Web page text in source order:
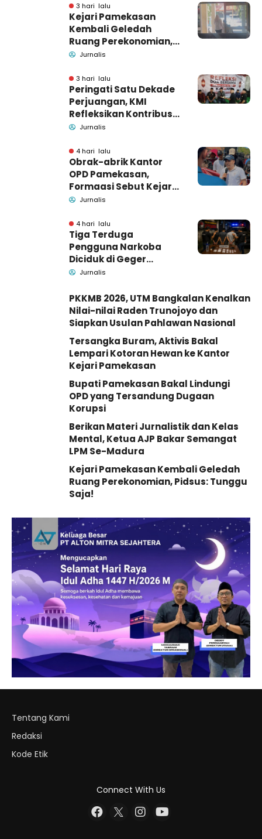
3 hari lalu
Kejari Pamekasan
Kembali Geledah
Ruang Perekonomian,
Pidsus: Tunggu Saja!
Jurnalis
3 hari lalu
Peringati Satu Dekade
Perjuangan, KMI
Refleksikan Kontribusi
untuk Masyarakat
Jurnalis
4 hari lalu
Obrak-abrik Kantor
OPD Pamekasan,
Formaasi Sebut Kejari
Pamekasan
Jurnalis
4 hari lalu
Tiga Terduga
Pengguna Narkoba
Diciduk di Geger
Bangkalan, Polisi Masih
Barang Bukti
Jurnalis
PKKMB 2026, UTM Bangkalan Kenalkan
Nilai-nilai Raden Trunojoyo dan
Siapkan Usulan Pahlawan Nasional
Tersangka Buram, Aktivis Bakal
Lempari Kotoran Hewan ke Kantor
Kejari Pamekasan
Bupati Pamekasan Bakal Lindungi
OPD yang Tersandung Dugaan
Korupsi
Berikan Materi Jurnalistik dan Kelas
Mental, Ketua AJP Bakar Semangat
LPM Se-Madura
Kejari Pamekasan Kembali Geledah
Ruang Perekonomian, Pidsus: Tunggu
Saja!
Tentang Kami
Redaksi
Kode Etik
Connect With Us